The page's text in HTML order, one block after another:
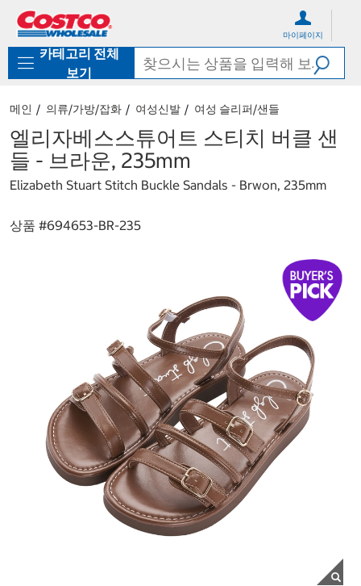
로
기
가
마이페이지
카테고리 전체
보기
메인 의류/가방/잡화 여성신발 여성 슬리퍼/샌들
엘리자베스스튜어트 스티치 버클 샌
들 - 브라운, 235mm
Elizabeth Stuart Stitch Buckle Sandals - Brwon, 235mm
상품 #694653-BR-235